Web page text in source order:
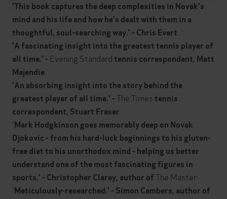
'This book captures the deep complexities in Novak's
mind and his life and how he's dealt with them in a
thoughtful, soul-searching way.' - Chris Evert
'A fascinating insight into the greatest tennis player of
all time.' - Evening Standard tennis correspondent, Matt
Majendie
'An absorbing insight into the story behind the
greatest player of all time.' - The Times tennis
correspondent, Stuart Fraser
'Mark Hodgkinson goes memorably deep on Novak
Djokovic - from his hard-luck beginnings to his gluten-
free diet to his unorthodox mind - helping us better
understand one of the most fascinating figures in
sports.' - Christopher Clarey, author of The Master
'Meticulously-researched.' - Simon Cambers, author of